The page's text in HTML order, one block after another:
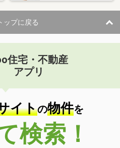
ップに戻る
住宅・不動産
アプリ
イトの物件を
検索！